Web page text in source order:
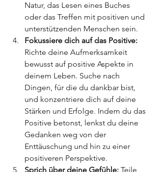
Natur, das Lesen eines Buches
oder das Treffen mit positiven und
unterstützenden Menschen sein.
Fokussiere dich auf das Positive:
Richte deine Aufmerksamkeit
bewusst auf positive Aspekte in
deinem Leben. Suche nach
Dingen, für die du dankbar bist,
und konzentriere dich auf deine
Stärken und Erfolge. Indem du das
Positive betonst, lenkst du deine
Gedanken weg von der
Enttäuschung und hin zu einer
positiveren Perspektive.
Sprich über deine Gefühle: Teile